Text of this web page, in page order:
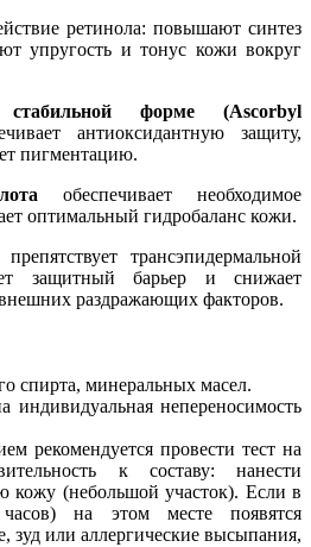
ретинола: повышают синтез
упругость и тонус кожи вокруг
форме (Ascorbyl
антиоксидантную защиту,
пигментацию.
обеспечивает необходимое
оптимальный гидробаланс кожи.
трансэпидермальной
защитный барьер и снижает
внешних раздражающих факторов.
минеральных масел.
индивидуальная непереносимость
рекомендуется провести тест на
к составу: нанести
кожу (небольшой участок). Если в
на этом месте появятся
зуд или аллергические высыпания,